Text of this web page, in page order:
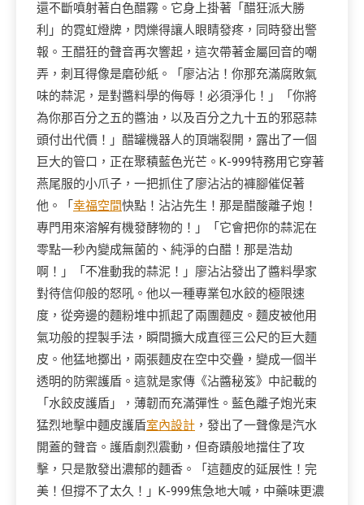
還不斷噴射著白色醋霧。它身上掛著「醋狂派大勝
利」的霓虹燈牌，閃爍得讓人眼睛發疼，同時發出警
報。王醋狂的聲音再次響起，這次帶著金屬回音的嘲
弄，刺耳得像是磨砂紙。「廖沾沾！你那充滿腐敗氣
味的蒜泥，是對醬料學的侮辱！必須淨化！」「你將
為你那百分之五的醬油，以及百分之九十五的邪惡蒜
頭付出代價！」醋罐機器人的頂端裂開，露出了一個
巨大的管口，正在聚積藍色光芒。K-999特務用它穿著
燕尾服的小爪子，一把抓住了廖沾沾的褲腳催促著
他。「 幸福空間快點！沾沾先生！那是醋酸離子炮！
專門用來溶解有機發酵物的！」「它會把你的蒜泥在
零點一秒內變成無菌的、純淨的白醋！那是浩劫
啊！」「不准動我的蒜泥！」廖沾沾發出了醬料學家
對待信仰般的怒吼。他以一種專業包水餃的極限速
度，從旁邊的麵粉堆中抓起了兩團麵皮。麵皮被他用
氣功般的捏製手法，瞬間擴大成直徑三公尺的巨大麵
皮。他猛地擲出，兩張麵皮在空中交疊，變成一個半
透明的防禦護盾。這就是家傳《沾醬秘笈》中記載的
「水餃皮護盾」，薄韌而充滿彈性。藍色離子炮光束
猛烈地擊中麵皮護盾室內設計 ，發出了一聲像是汽水
開蓋的聲音。護盾劇烈震動，但奇蹟般地擋住了攻
擊，只是散發出濃郁的麵香。「這麵皮的延展性！完
美！但撐不了太久！」K-999焦急地大喊，中藥味更濃